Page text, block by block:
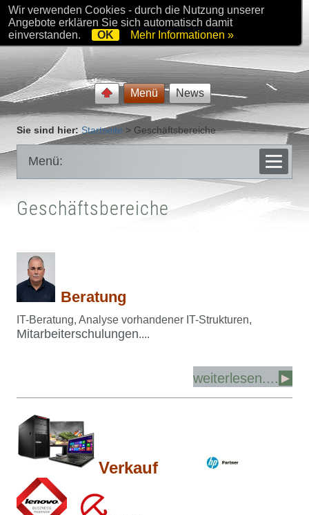
Menü News
Sie sind hier: Startseite > Geschäftsbereiche
Menü:
Geschäftsbereiche
Beratung
IT-Beratung, Analyse vorhandener IT-Strukturen,
Mitarbeiterschulungen....
weiterlesen.... ►
Verkauf
Wir verwenden Cookies - durch die Nutzung unserer
Angebote erklären Sie sich automatisch damit
einverstanden.
OK Mehr Informationen »